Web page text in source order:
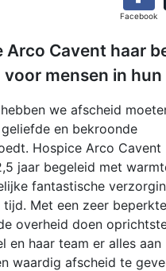
Facebook
Arco Cavent haar
mensen in
we afscheid
en bekroonde
Hospice Arco Cavent
jaar begeleid met
fantastische
Met een zeer beperkte
overheid doen
en haar team er alles aan
waardig afscheid te